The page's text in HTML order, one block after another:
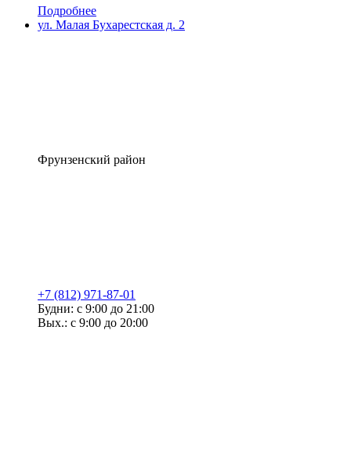
Подробнее
ул. Малая Бухарестская д. 2
Фрунзенский район
+7 (812) 971-87-01
Будни: с 9:00 до 21:00
Вых.: с 9:00 до 20:00